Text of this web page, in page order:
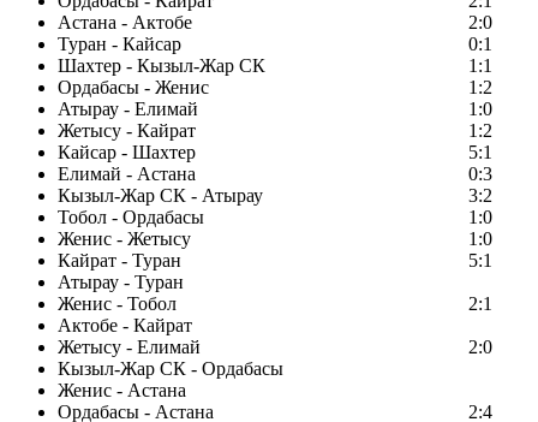
Астана - Актобе
2:0
Туран - Кайсар
0:1
Шахтер - Кызыл-Жар СК
1:1
Ордабасы - Женис
1:2
Атырау - Елимай
1:0
Жетысу - Кайрат
1:2
Кайсар - Шахтер
5:1
Елимай - Астана
0:3
Кызыл-Жар СК - Атырау
3:2
Тобол - Ордабасы
1:0
Женис - Жетысу
1:0
Кайрат - Туран
5:1
Атырау - Туран
Женис - Тобол
2:1
Актобе - Кайрат
Жетысу - Елимай
2:0
Кызыл-Жар СК - Ордабасы
Женис - Астана
Ордабасы - Астана
2:4